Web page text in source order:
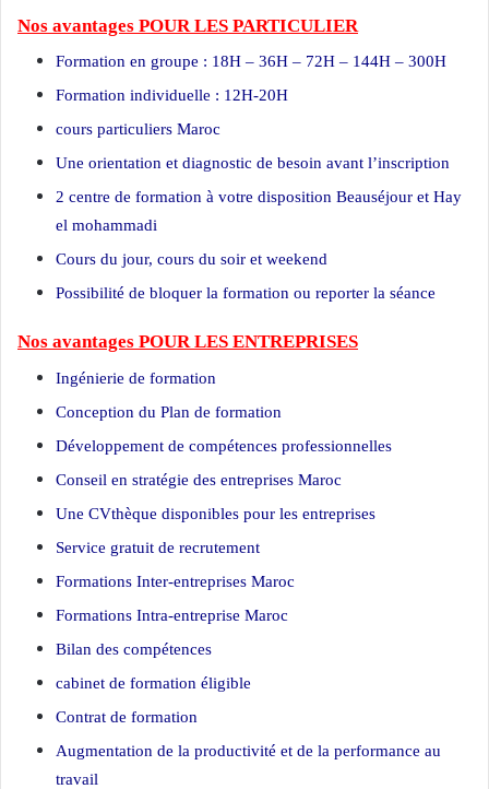
Nos avantages POUR LES PARTICULIER
Formation en groupe : 18H – 36H – 72H – 144H – 300H
Formation individuelle : 12H-20H
cours particuliers Maroc
Une orientation et diagnostic de besoin avant l’inscription
2 centre de formation à votre disposition Beauséjour et Hay
el mohammadi
Cours du jour, cours du soir et weekend
Possibilité de bloquer la formation ou reporter la séance
Nos avantages POUR LES ENTREPRISES
Ingénierie de formation
Conception du Plan de formation
Développement de compétences professionnelles
Conseil en stratégie des entreprises Maroc
Une CVthèque disponibles pour les entreprises
Service gratuit de recrutement
Formations Inter-entreprises Maroc
Formations Intra-entreprise Maroc
Bilan des compétences
cabinet de formation éligible
Contrat de formation
Augmentation de la productivité et de la performance au
travail